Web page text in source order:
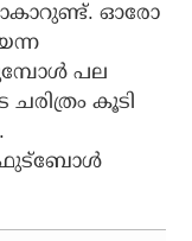
ഓരോ
പല
കൂടി
ഫുട്‌ബോള്‍